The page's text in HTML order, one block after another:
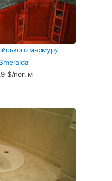
мармуру
$/пог. м